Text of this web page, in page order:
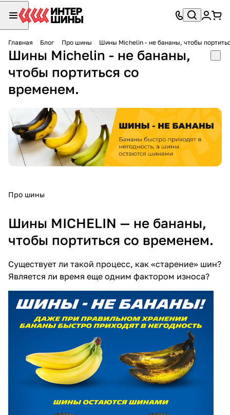
Главная Блог Про шины Шины Michelin - не бананы, чтобы
Шины Michelin - не бананы,
чтобы портиться со
временем.
Про шины
Шины MICHELIN — не бананы,
чтобы портиться со временем.
Существует ли такой процесс, как «старение» шин?
Является ли время еще одним фактором износа?